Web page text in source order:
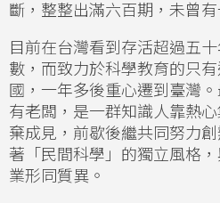
斷，整整出滿六百期，未曾有
目前在台灣看到存活超過五
數，而致力於科學教育的只
國，一年多後重心遷到臺灣
有老闆，是一群知識人靠熱
棄成見，前歇後繼共同努力
著「民間科學」的獨立風格
業形同質異。